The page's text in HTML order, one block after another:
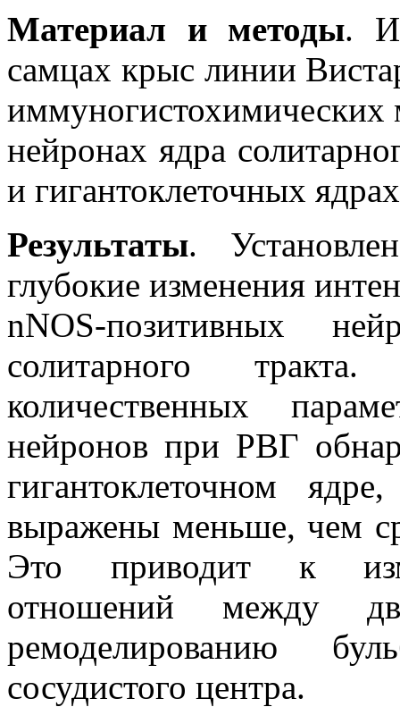
Материал и методы.
самцах крыс линии
иммуногистохимических
нейронах ядра
и гигантоклеточных
Результаты.
глубокие изменения
nNOS-позитивных
солитарного
количественных
нейронов при РВГ
гигантоклеточном
выражены меньше, чем
Это приводит к
отношений между
ремоделированию
сосудистого центра.